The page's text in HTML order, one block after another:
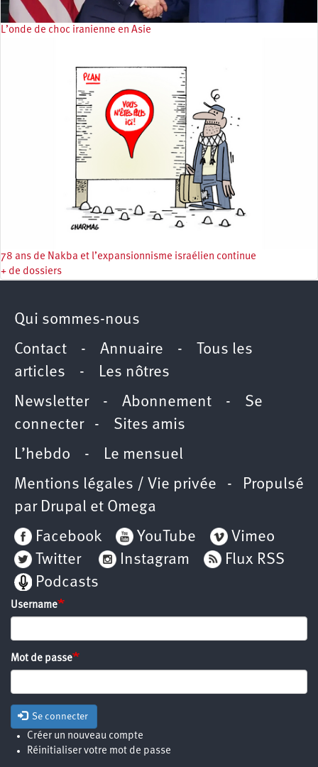
L’onde de choc iranienne en Asie
78 ans de Nakba et l’expansionnisme israélien continue
+ de dossiers
Qui sommes-nous
Contact - Annuaire -
Tous les
articles - Les nôtres
Newsletter- Abonnement - Se
connecter- Sites amis
L’hebdo - Le mensuel
Mentions légales / Vie privée - Propulsé
par Drupal et Omega
Facebook
YouTube
Vimeo
Twitter
Instagram
Flux RSS
Podcasts
Username
Mot de passe
Se connecter
Créer un nouveau compte
Réinitialiser votre mot de passe